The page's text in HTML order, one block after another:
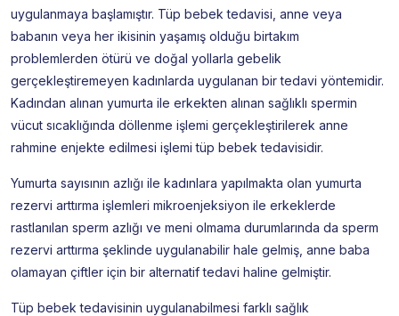
uygulanmaya başlamıştır. Tüp bebek tedavisi, anne veya
babanın veya her ikisinin yaşamış olduğu birtakım
problemlerden ötürü ve doğal yollarla gebelik
gerçekleştiremeyen kadınlarda uygulanan bir tedavi yöntemidir.
Kadından alınan yumurta ile erkekten alınan sağlıklı spermin
vücut sıcaklığında döllenme işlemi gerçekleştirilerek anne
rahmine enjekte edilmesi işlemi tüp bebek tedavisidir.
Yumurta sayısının azlığı ile kadınlara yapılmakta olan yumurta
rezervi arttırma işlemleri mikroenjeksiyon ile erkeklerde
rastlanılan sperm azlığı ve meni olmama durumlarında da sperm
rezervi arttırma şeklinde uygulanabilir hale gelmiş, anne baba
olamayan çiftler için bir alternatif tedavi haline gelmiştir.
Tüp bebek tedavisinin uygulanabilmesi farklı sağlık